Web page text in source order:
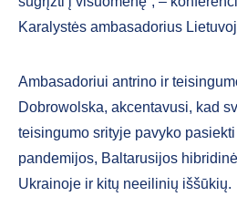
Karalystės ambasadorius
Ambasadoriui antrino ir
Dobrowolska, akcentavusi, kad
teisingumo srityje pavyko
pandemijos, Baltarusijos
Ukrainoje ir kitų neeilinių iššūkių.